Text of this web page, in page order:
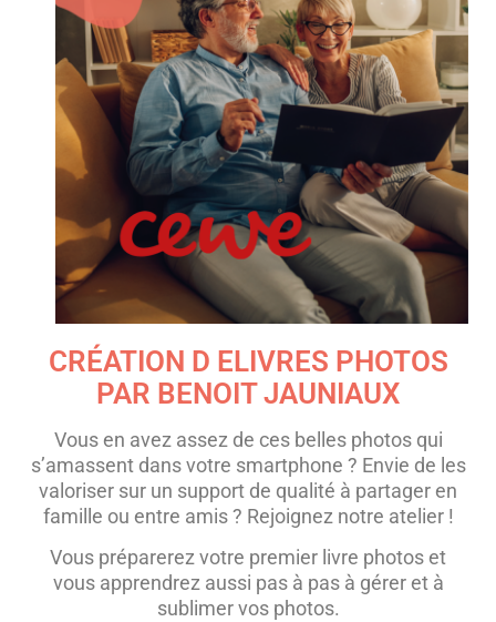
CRÉATION D ELIVRES PHOTOS
PAR BENOIT JAUNIAUX
Vous en avez assez de ces belles photos qui
s’amassent dans votre smartphone ? Envie de les
valoriser sur un support de qualité à partager en
famille ou entre amis ? Rejoignez notre atelier !
Vous préparerez votre premier livre photos et
vous apprendrez aussi pas à pas à gérer et à
sublimer vos photos.